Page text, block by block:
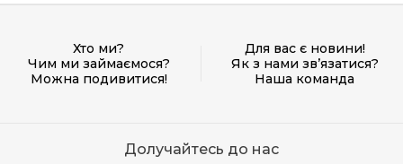
Хто ми?
Чим ми займаємося?
Можна подивитися!
Для вас є новини!
Як з нами зв’язатися?
Наша команда
Долучайтесь до нас